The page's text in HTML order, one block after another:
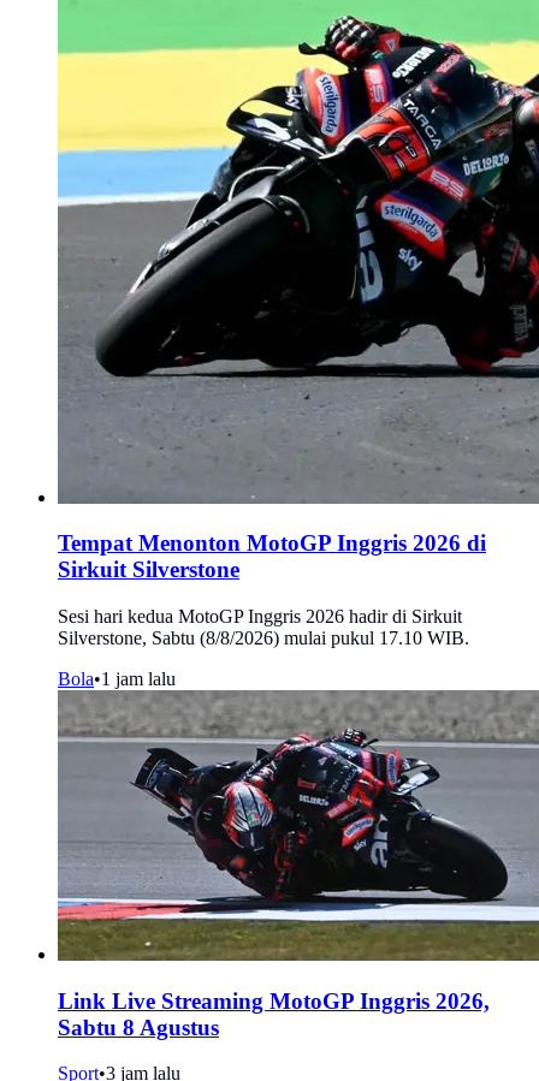
Tempat Menonton MotoGP Inggris 2026 di
Sirkuit Silverstone
Sesi hari kedua MotoGP Inggris 2026 hadir di Sirkuit
Silverstone, Sabtu (8/8/2026) mulai pukul 17.10 WIB.
Bola•1 jam lalu
Link Live Streaming MotoGP Inggris 2026,
Sabtu 8 Agustus
Sport•3 jam lalu